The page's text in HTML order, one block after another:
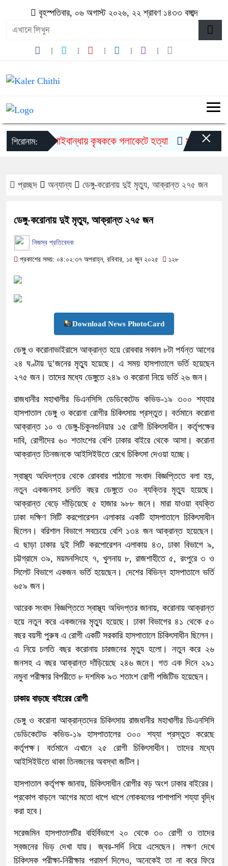
বৃহস্পতিবার, ০৬ অগাস্ট ২০২৬, ২২ শ্রাবণ ১৪৩৩ বঙ্গাব্দ
শিরোনাম:গাইবান্ধায় কৃষককে গলাকেটে হত্যা মুজিববর্ষ×
প্রচ্ছদ অন্যান্য ডেঙ্গু-করোনায় দুই মৃত্যু, আক্রান্ত ২৭৫ জন
ডেঙ্গু-করোনায় দুই মৃত্যু, আক্রান্ত ২৭৫ জন
নিজস্ব প্রতিবেদক
প্রকাশের সময়: ০৪:০২:৩৭ অপরাহ্ন, রবিবার, ১৫ জুন ২০২৫ ১২৮
Download News PhotoCard
ডেঙ্গু ও করোনাভাইরাসে আক্রান্ত হয়ে রোববার সকাল ৮টা পর্যন্ত আগের
২৪ ঘণ্টায় দু’জনের মৃত্যু হয়েছে। এ সময় হাসপাতালে ভর্তি হয়েছেন
২৭৫ জন। তাদের মধ্যে ডেঙ্গুতে ২৪৯ ও করোনা নিয়ে ভর্তি ২৬ জন।
রাজধানীর মহাখালীর ডিএনসিসি ডেডিকেটেড কভিড-১৯ ৩০০ শয্যার
হাসপাতাল ডেঙ্গু ও করোনা রোগীর চিকিৎসায় প্রস্তুত। বর্তমানে করোনা
আক্রান্ত ১০ ও ডেঙ্গু-চিকুনগুনিয়ার ১৫ রোগী চিকিৎসাধীন। কর্তৃপক্ষের
দাবি, রোগীদের ৬০ শতাংশের বেশি ঢাকার বাইরে থেকে আসা। করোনা
আক্রান্ত তিনজনকে আইসিইউতে রেখে চিকিৎসা দেওয়া হচ্ছে।
স্বাস্থ্য অধিদপ্তর থেকে রোববার পাঠানো সংবাদ বিজ্ঞপ্তিতে বলা হয়,
নতুন একজনসহ চলতি বছর ডেঙ্গুতে ৩০ ব্যক্তির মৃত্যু হয়েছে।
আক্রান্ত বেড়ে দাঁড়িয়েছে ৫ হাজার ৯৮৮ জনে। মারা যাওয়া ব্যক্তি
ঢাকা দক্ষিণ সিটি করপোরেশন এলাকার একটি হাসপাতালে চিকিৎসাধীন
ছিলেন। বরিশাল বিভাগে সবচেয়ে বেশি ১৩৪ জন আক্রান্ত হয়েছেন।
এ ছাড়া ঢাকার দুই সিটি করপোরেশন এলাকায় ৪৩, ঢাকা বিভাগে ৯,
চট্টগ্রামে ৩৯, ময়মনসিংহে ৭, খুলনায় ৮, রাজশাহীতে ৫, রংপুরে ৩ ও
সিলেট বিভাগে একজন ভর্তি হয়েছেন। দেশের বিভিন্ন হাসপাতালে ভর্তি
৬৫৯ জন।
আরেক সংবাদ বিজ্ঞপ্তিতে স্বাস্থ্য অধিদপ্তর জানায়, করোনায় আক্রান্ত
হয়ে নতুন করে একজনের মৃত্যু হয়েছে। ঢাকা বিভাগের ৪১ থেকে ৫০
বছর বয়সী পুরুষ এ রোগী একটি সরকারি হাসপাতালে চিকিৎসাধীন ছিলেন।
এ নিয়ে চলতি বছর করোনায় চারজনের মৃত্যু হলো। নতুন করে ২৬
জনসহ এ বছর আক্রান্ত দাঁড়িয়েছে ২৪৬ জনে। গত এক দিনে ২৯১
নমুনা পরীক্ষার বিপরীতে ৮ দশমিক ৯৩ শতাংশ রোগী পজিটিভ হয়েছেন।
ঢাকায় বাড়ছে বাইরের রোগী
ডেঙ্গু ও করোনা আক্রান্তদের চিকিৎসায় রাজধানীর মহাখালীর ডিএনসিসি
ডেডিকেটেড কভিড-১৯ হাসপাতালের ৩০০ শয্যা প্রস্তুত করেছে
কর্তৃপক্ষ। বর্তমানে এখানে ২৫ রোগী চিকিৎসাধীন। তাদের মধ্যে
আইসিইউতে থাকা তিনজনের অবস্থা জটিল।
হাসপাতাল কর্তৃপক্ষ জানায়, চিকিৎসাধীন রোগীর বড় অংশ ঢাকার বাইরের।
প্রকোপ বাড়লে আগের মতো ধাপে ধাপে লোকবলের পাশাপাশি শয্যা বৃদ্ধি
করা হবে।
সরেজমিন হাসপাতালটির বহির্বিভাগে ২০ থেকে ৩০ রোগী ও তাদের
স্বজনের ভিড় দেখা যায়। জ্বর-সর্দি নিয়ে এসেছেন। লক্ষণ দেখে
চিকিৎসক পরীক্ষা-নিরীক্ষার পরামর্শ দিলেও, অনেকেই তা না করে ফিরে